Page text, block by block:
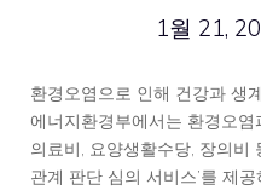
1월 21,
환경오염으로 인해 건강과 생
에너지환경부에서는 환경오
의료비, 요양생활수당, 장의비
관계 판단 심의 서비스’를 제